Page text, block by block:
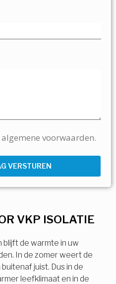
VKP ISOLATIE
blijft de warmte in uw
In de zomer weert de
juist. Dus in de
leefklimaat en in de
voorwaarden.
VERSTUREN